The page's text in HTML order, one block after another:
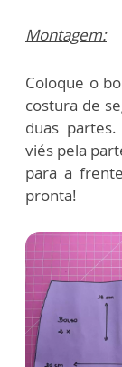
Montagem:
Coloque o
costura de
duas
viés pela
para a
pronta!